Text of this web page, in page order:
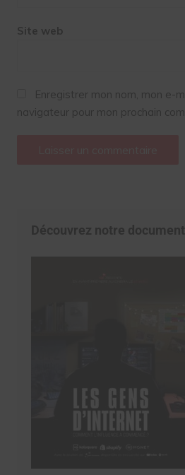
Site web
Enregistrer mon nom, mon e-
navigateur pour mon prochain
Découvrez notre